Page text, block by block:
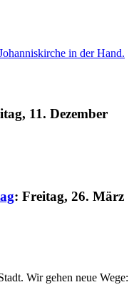
11. Dezember
: Freitag, 26. März
Wir gehen neue Wege: